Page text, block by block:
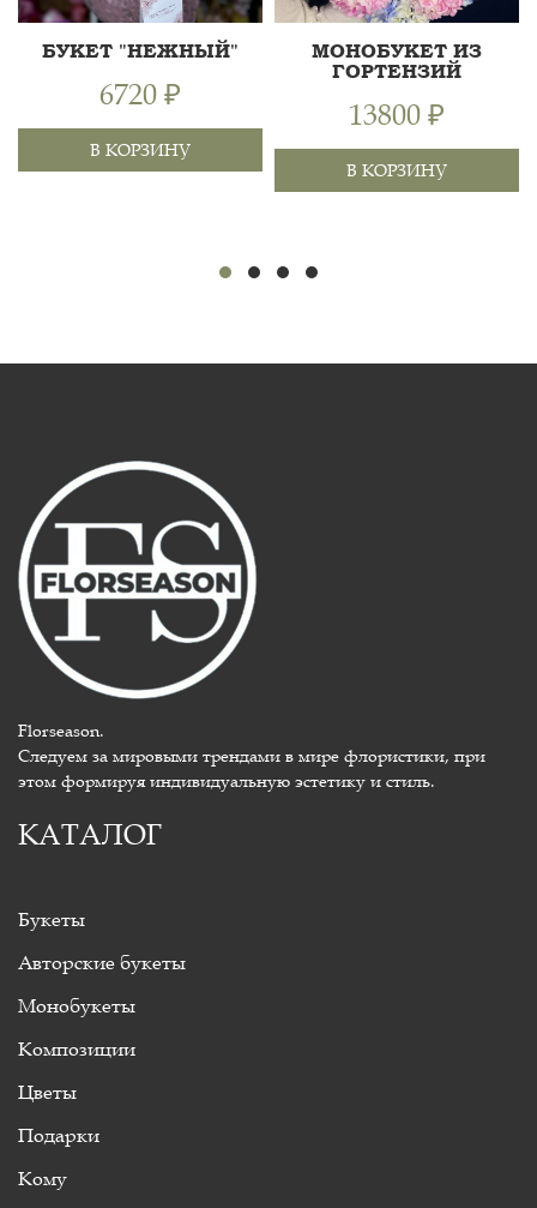
РОЗА КУСТОВАЯ 50СМ,
РОЗА 60 СМ, ГВОЗДИКА
БУКЕТ "НЕЖНЫЙ"
6720 ₽
В КОРЗИНУ
МОНОБУКЕТ ИЗ
ГОРТЕНЗИЙ
13800 ₽
В КОРЗИНУ
Florseason.
Следуем за мировыми трендами в мире флористики, при
этом формируя индивидуальную эстетику и стиль.
КАТАЛОГ
Букеты
Авторские букеты
Монобукеты
Композиции
Цветы
Подарки
Кому